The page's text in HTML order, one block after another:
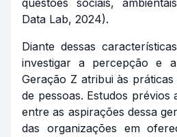
questões sociais,
Data Lab, 2024).
Diante dessas
investigar a percepção e
Geração Z atribui às
de pessoas. Estudos prévios
entre as aspirações dessa
das organizações em